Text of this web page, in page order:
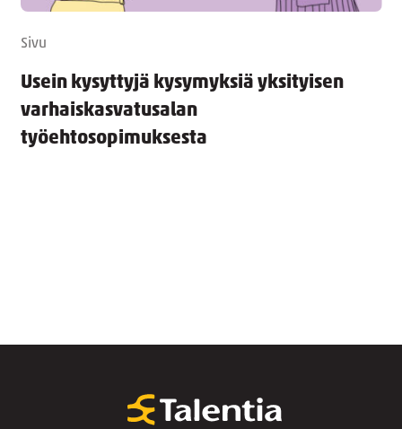
Sivu
Usein kysyttyjä kysymyksiä yksityisen
varhaiskasvatusalan
työehtosopimuksesta